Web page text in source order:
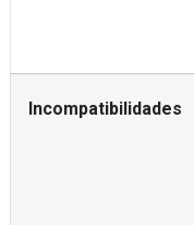
Incompatibilidades